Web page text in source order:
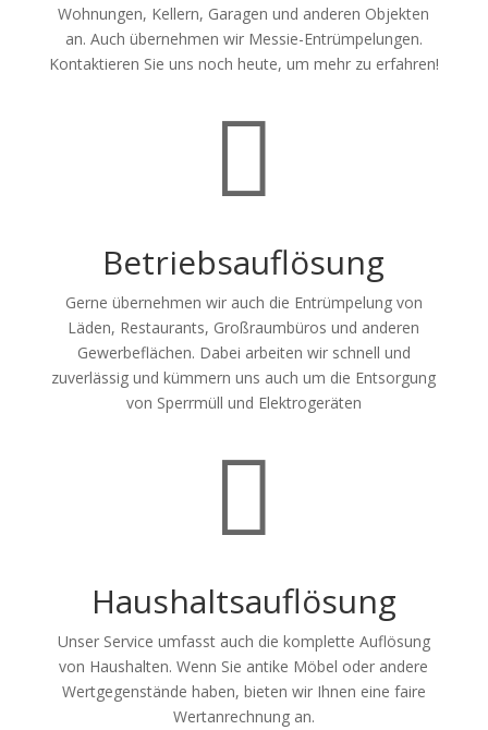
Wohnungen, Kellern, Garagen und anderen Objekten
an. Auch übernehmen wir Messie-Entrümpelungen.
Kontaktieren Sie uns noch heute, um mehr zu erfahren!

Betriebsauflösung
Gerne übernehmen wir auch die Entrümpelung von
Läden, Restaurants, Großraumbüros und anderen
Gewerbeflächen. Dabei arbeiten wir schnell und
zuverlässig und kümmern uns auch um die Entsorgung
von Sperrmüll und Elektrogeräten

Haushaltsauflösung
Unser Service umfasst auch die komplette Auflösung
von Haushalten. Wenn Sie antike Möbel oder andere
Wertgegenstände haben, bieten wir Ihnen eine faire
Wertanrechnung an.